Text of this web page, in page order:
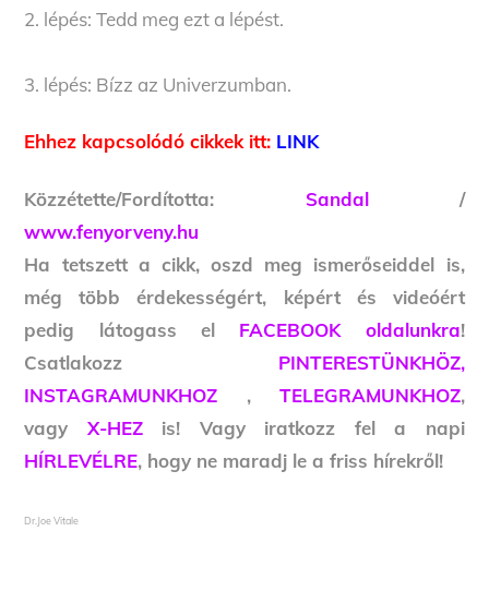
2. lépés: Tedd meg ezt a lépést.
3. lépés: Bízz az Univerzumban.
Ehhez kapcsolódó cikkek itt: LINK
Közzétette/Fordította: Sandal/
www.fenyorveny.hu
Ha tetszett a cikk, oszd meg ismerőseiddel is,
még több érdekességért, képért és videóért
pedig látogass el FACEBOOK oldalunkra!
Csatlakozz PINTERESTÜNKHÖZ,
INSTAGRAMUNKHOZ , TELEGRAMUNKHOZ,
vagy X-HEZis! Vagy iratkozz fel a napi
HÍRLEVÉLRE, hogy ne maradj le a friss hírekről!
Dr.Joe Vitale